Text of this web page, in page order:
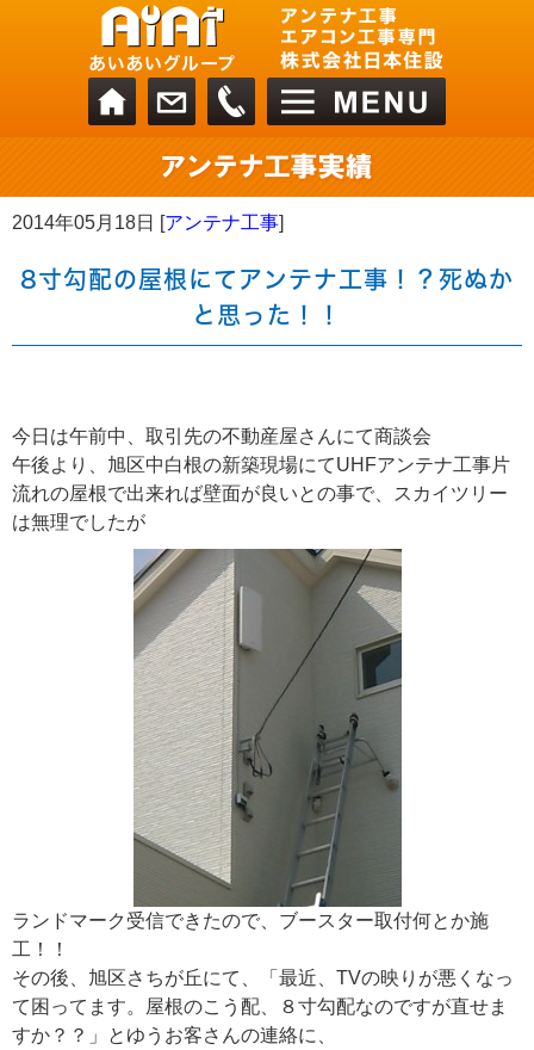
2014年05月18日 [アンテナ工事]
8寸勾配の屋根にてアンテナ工事！？死ぬか
と思った！！
今日は午前中、取引先の不動産屋さんにて商談会
午後より、旭区中白根の新築現場にてUHFアンテナ工事片
流れの屋根で出来れば壁面が良いとの事で、スカイツリー
は無理でしたが
ランドマーク受信できたので、ブースター取付何とか施
工！！
その後、旭区さちが丘にて、「最近、TVの映りが悪くなっ
て困ってます。屋根のこう配、８寸勾配なのですが直せま
すか？？」とゆうお客さんの連絡に、